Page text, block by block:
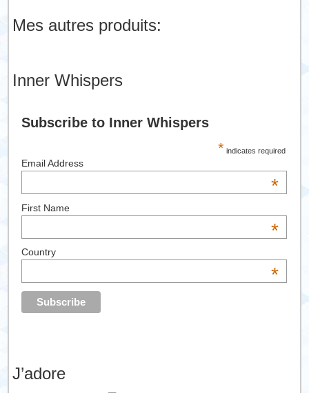
Mes autres produits:
Inner Whispers
Subscribe to Inner Whispers
* indicates required
Email Address
*
First Name
*
Country
*
J’adore